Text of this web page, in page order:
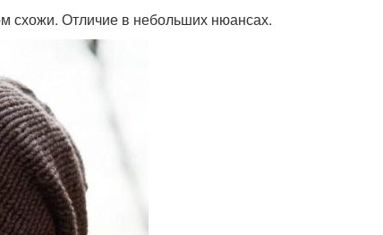
схожи. Отличие в небольших нюансах.